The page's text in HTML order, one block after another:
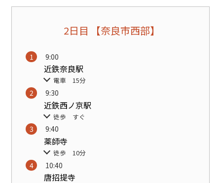
2日目 【奈良市西部】
9:00
近鉄奈良駅
電車 15分
9:30
近鉄西ノ京駅
徒歩 すぐ
9:40
薬師寺
徒歩 10分
10:40
唐招提寺